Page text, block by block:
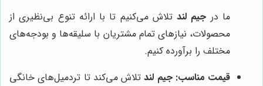
ما در جیم لندتلاش می‌کنیم تا با ارائه تنوع بی‌نظیری از
محصولات، نیازهای تمام مشتریان با سلیقه‌ها و بودجه‌های
مختلف را برآورده کنیم.
قیمت مناسب: جیم لندتلاش می‌کند تا تردمیل‌های خانگی